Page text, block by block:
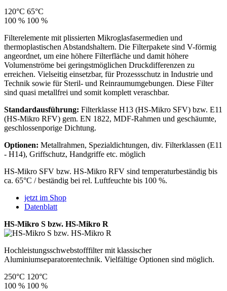
120°C 65°C
100 % 100 %
Filterelemente mit plissierten Mikroglasfasermedien und
thermoplastischen Abstandshaltern. Die Filterpakete sind V-förmig
angeordnet, um eine höhere Filterfläche und damit höhere
Volumenströme bei geringstmöglichen Druckdifferenzen zu
erreichen. Vielseitig einsetzbar, für Prozessschutz in Industrie und
Technik sowie für Steril- und Reinraumumgebungen. Diese Filter
sind quasi metallfrei und somit komplett veraschbar.
Standardausführung: Filterklasse H13 (HS-Mikro SFV) bzw. E11
(HS-Mikro RFV) gem. EN 1822, MDF-Rahmen und geschäumte,
geschlossenporige Dichtung.
Optionen: Metallrahmen, Spezialdichtungen, div. Filterklassen (E11
- H14), Griffschutz, Handgriffe etc. möglich
HS-Mikro SFV bzw. HS-Mikro RFV sind temperaturbeständig bis
ca. 65°C / beständig bei rel. Luftfeuchte bis 100 %.
jetzt im Shop
Datenblatt
HS-Mikro S bzw. HS-Mikro R
Hochleistungsschwebstofffilter mit klassischer
Aluminiumseparatorentechnik. Vielfältige Optionen sind möglich.
250°C 120°C
100 % 100 %